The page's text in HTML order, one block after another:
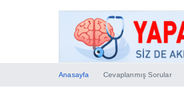
Anasayfa Cevaplanmış Sorular